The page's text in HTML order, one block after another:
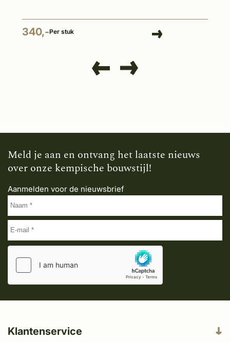
340,-Per stuk
Meld je aan en ontvang het laatste nieuws
over onze kempische bouwstijl!
Aanmelden voor de nieuwsbrief
Klantenservice